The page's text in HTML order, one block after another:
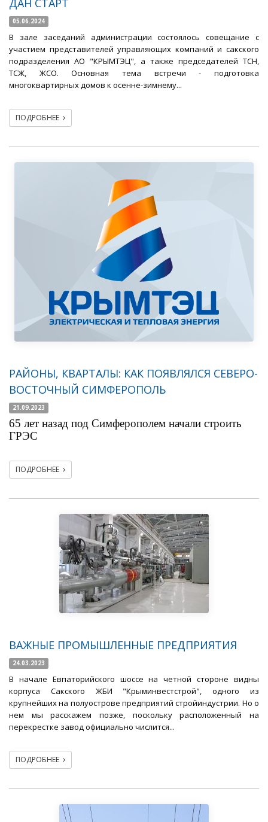
ДАН СТАРТ
05.06.2024
В зале заседаний администрации состоялось совещание с
участием представителей управляющих компаний и сакского
подразделения АО "КРЫМТЭЦ", а также председателей ТСН,
ТСЖ, ЖСО. Основная тема встречи - подготовка
многоквартирных домов к осенне-зимнему...
ПОДРОБНЕЕ
РАЙОНЫ, КВАРТАЛЫ: КАК ПОЯВЛЯЛСЯ СЕВЕРО-
ВОСТОЧНЫЙ СИМФЕРОПОЛЬ
21.09.2023
65 лет назад под Симферополем начали строить
ГРЭС
ПОДРОБНЕЕ
ВАЖНЫЕ ПРОМЫШЛЕННЫЕ ПРЕДПРИЯТИЯ
24.03.2023
В начале Евпаторийского шоссе на четной стороне видны
корпуса Сакского ЖБИ "Крыминвестстрой", одного из
крупнейших на полуострове предприятий стройиндустрии. Но о
нем мы расскажем позже, поскольку расположенный на
перекрестке завод официально числится...
ПОДРОБНЕЕ